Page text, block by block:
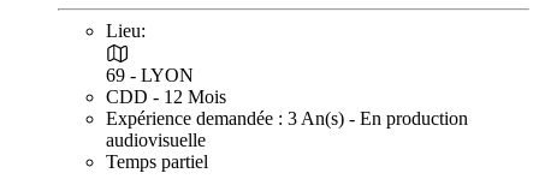
Lieu:
69 - LYON
CDD - 12 Mois
Expérience demandée : 3 An(s) - En production
audiovisuelle
Temps partiel